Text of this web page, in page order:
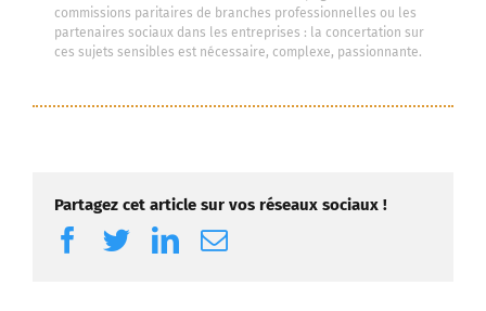
commissions paritaires de branches professionnelles ou les
partenaires sociaux dans les entreprises : la concertation sur
ces sujets sensibles est nécessaire, complexe, passionnante.
Partagez cet article sur vos réseaux sociaux !
Facebook
TwitterLinkedIn
Email